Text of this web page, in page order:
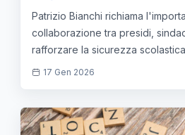
istituzioni per la sicurezza
Patrizio Bianchi richiama
collaborazione tra presidi,
rafforzare la sicurezza
tragedie come quella di La
17 Gen 2026